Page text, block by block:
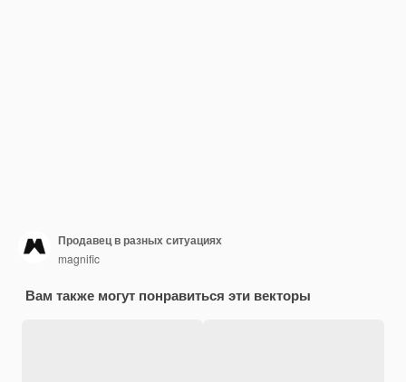
Продавец в разных ситуациях
magnific
Вам также могут понравиться эти векторы